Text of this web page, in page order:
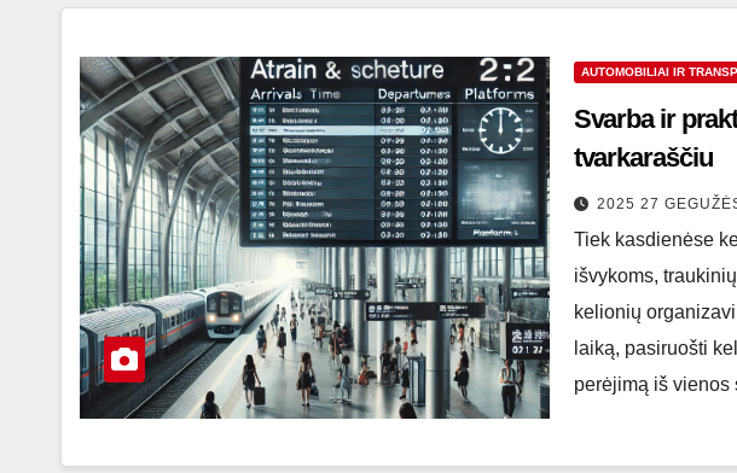
AUTOMOBILIAI IR
Svarba ir
tvarkaraščiu
2025 27
Tiek kasdienėse
išvykoms,
kelionių
laiką, pasiruošti
perėjimą iš